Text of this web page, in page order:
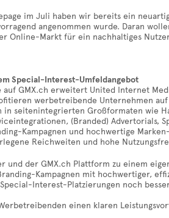
im Juli haben wir bereits ein
angenommen wurde. Daran
Online-Markt für ein nachhaltiges
Special-Interest-Umfeldangebot
auf GMX.ch erweitert United Internet
werbetreibende Unternehmen
in seitenintegrierten Großformaten wie
(Branded) Advertorials,
Kampagnen und hochwertige
Reichweiten und hohe
und der GMX.ch Plattform zu einem
Kampagnen mit hochwertiger,
Interest-Platzierungen noch
einen klaren